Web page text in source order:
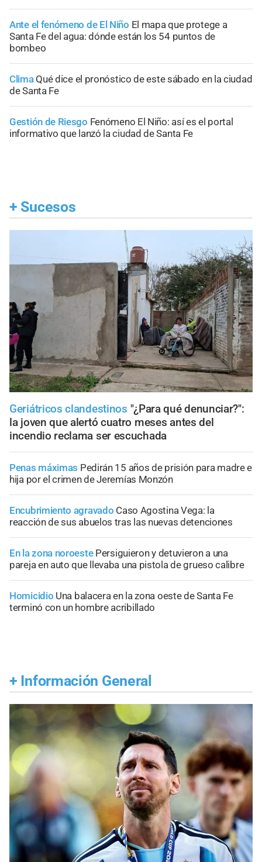
Ante el fenómeno de El Niño El mapa que protege a
Santa Fe del agua: dónde están los 54 puntos de
bombeo
Clima Qué dice el pronóstico de este sábado en la ciudad
de Santa Fe
Gestión de Riesgo Fenómeno El Niño: así es el portal
informativo que lanzó la ciudad de Santa Fe
+ Sucesos
Geriátricos clandestinos "¿Para qué denunciar?":
la joven que alertó cuatro meses antes del
incendio reclama ser escuchada
Penas máximas Pedirán 15 años de prisión para madre e
hija por el crimen de Jeremías Monzón
Encubrimiento agravado Caso Agostina Vega: la
reacción de sus abuelos tras las nuevas detenciones
En la zona noroeste Persiguieron y detuvieron a una
pareja en auto que llevaba una pistola de grueso calibre
Homicidio Una balacera en la zona oeste de Santa Fe
terminó con un hombre acribillado
+ Información General